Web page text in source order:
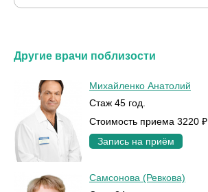
Другие врачи поблизости
Михайленко Анатолий
Стаж 45 год.
Стоимость приема 3220 ₽
Запись на приём
Самсонова (Ревкова)